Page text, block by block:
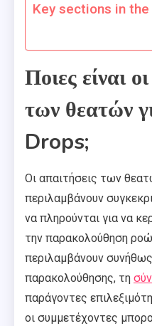
Key sections in
Ποιες είναι
των θεατών
Drops;
Οι απαιτήσεις των
περιλαμβάνουν
να πληρούνται για να
την παρακολούθηση
περιλαμβάνουν
παρακολούθησης, τη
παράγοντες
οι συμμετέχοντες